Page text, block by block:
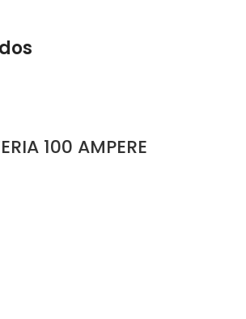
100 AMPERE